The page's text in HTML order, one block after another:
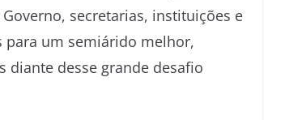
secretarias, instituições e
um semiárido melhor,
diante desse grande desafio